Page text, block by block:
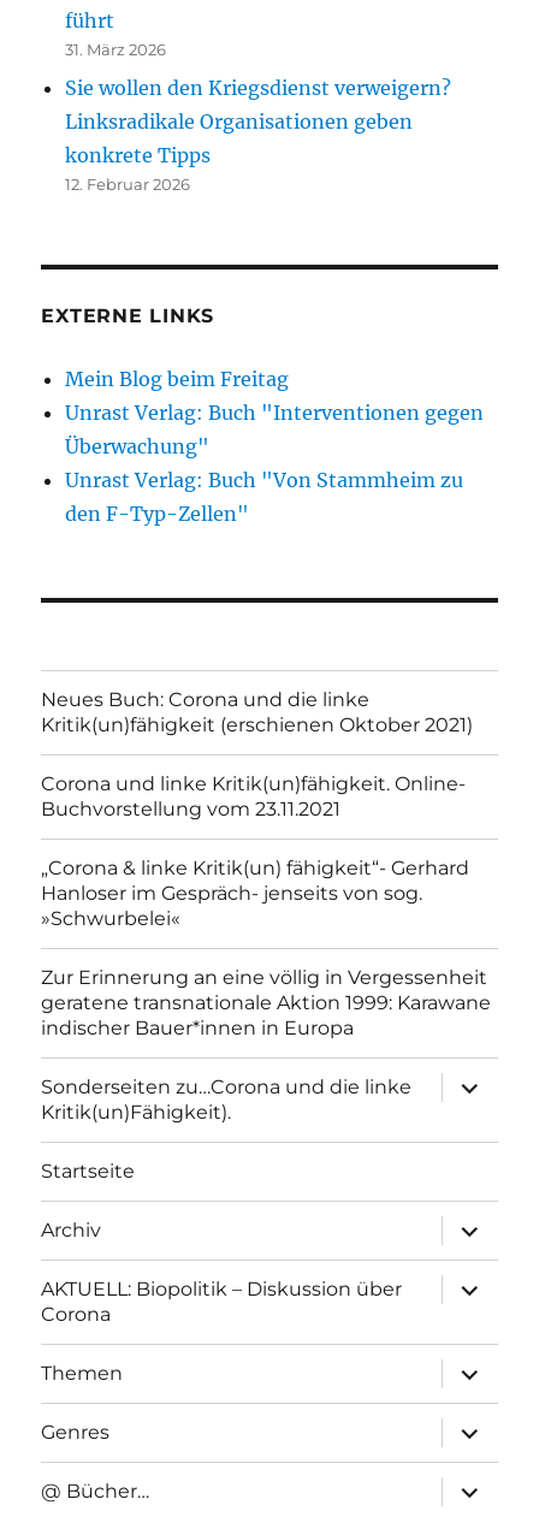
führt
31. März 2026
Sie wollen den Kriegsdienst verweigern?
Linksradikale Organisationen geben
konkrete Tipps
12. Februar 2026
EXTERNE LINKS
Mein Blog beim Freitag
Unrast Verlag: Buch "Interventionen gegen
Überwachung"
Unrast Verlag: Buch "Von Stammheim zu
den F-Typ-Zellen"
Neues Buch: Corona und die linke
Kritik(un)fähigkeit (erschienen Oktober 2021)
Corona und linke Kritik(un)fähigkeit. Online-
Buchvorstellung vom 23.11.2021
„Corona & linke Kritik(un) fähigkeit“- Gerhard
Hanloser im Gespräch- jenseits von sog.
»Schwurbelei«
Zur Erinnerung an eine völlig in Vergessenheit
geratene transnationale Aktion 1999: Karawane
indischer Bauer*innen in Europa
Sonderseiten zu…Corona und die linke
Kritik(un)Fähigkeit).
anzeigen
Startseite
Archiv
anzeigen
AKTUELL: Biopolitik – Diskussion über
Corona
anzeigen
Themen
anzeigen
Genres
anzeigen
@ Bücher…
anzeigen